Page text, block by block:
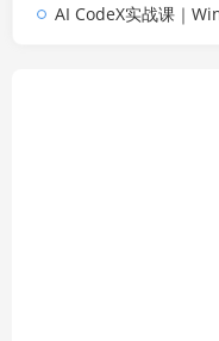
AI CodeX实战课｜Windows/Mac 本地部署